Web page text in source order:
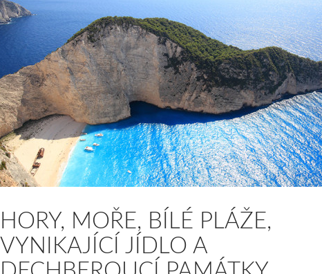
HORY, MOŘE, BÍLÉ PLÁŽE,
VYNIKAJÍCÍ JÍDLO A